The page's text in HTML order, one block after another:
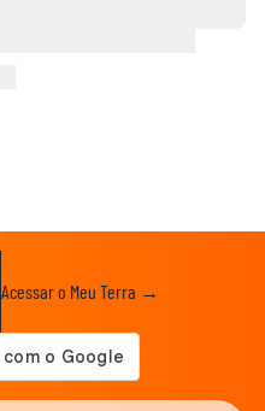
Acessar o Meu Terra →